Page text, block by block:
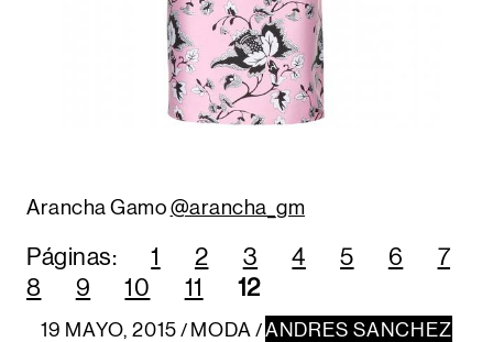
Arancha Gamo @arancha_gm
Páginas: 1 2 3 4 5 6
7
8
9 10 11 12
19 MAYO, 2015 / MODA / ANDRES SANCHEZ